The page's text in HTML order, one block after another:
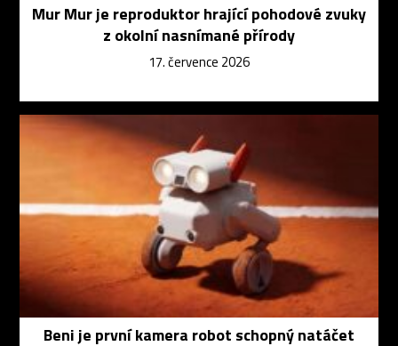
Mur Mur je reproduktor hrající pohodové zvuky
z okolní nasnímané přírody
17. července 2026
Beni je první kamera robot schopný natáčet